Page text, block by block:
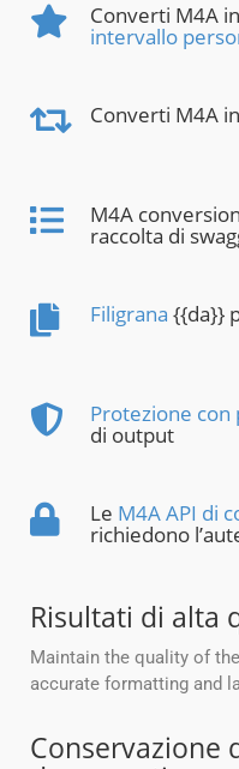
Converti M4A
intervallo
Converti M4A in
M4A
raccolta di
Filigrana {{da}}
Protezione con
di output
Le M4A API di
richiedono
Risultati di alta
Maintain the quality of
accurate formatting and
Conservazione